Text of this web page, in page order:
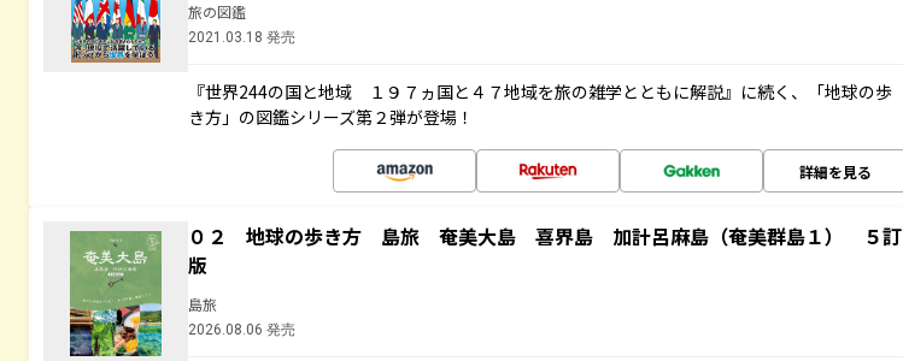
旅の図鑑
2021.03.18 発売
『世界244の国と地域 １９７ヵ国と４７地域を旅の雑学とともに解説』に続く、「地球の歩
き方」の図鑑シリーズ第２弾が登場！
詳細を見る
０２ 地球の歩き方 島旅 奄美大島 喜界島 加計呂麻島（奄美群島１） ５訂
版
島旅
2026.08.06 発売